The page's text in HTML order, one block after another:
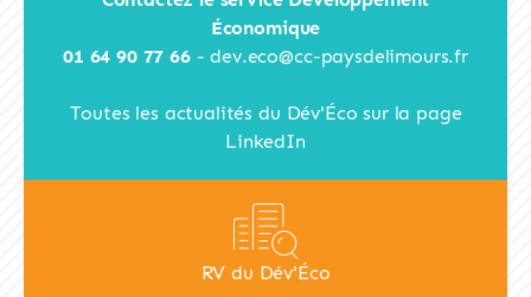
Économique
01 64 90 77 66-dev.eco@cc-paysdelimours.fr
Toutes les actualités du Dév'Éco sur la page
LinkedIn
RV du Dév'Éco